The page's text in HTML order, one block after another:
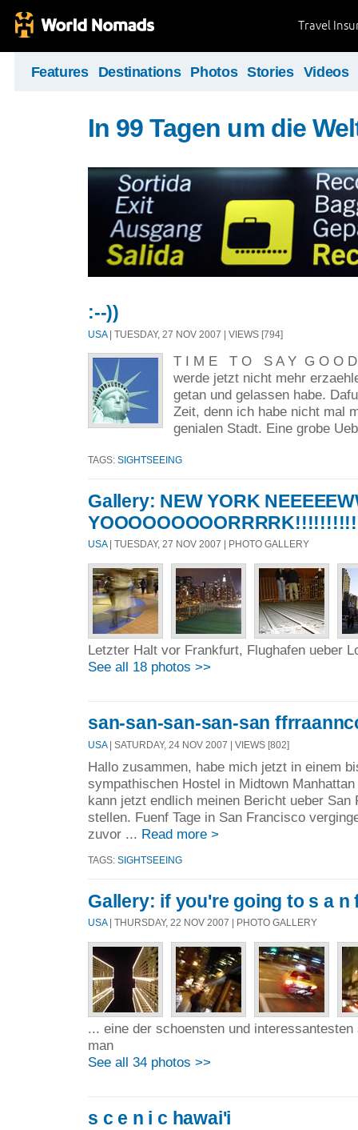
Travel
Features Destinations Photos Stories Videos
In 99 Tagen um die
:--))
USA| TUESDAY, 27 NOV 2007 | VIEWS [794]
T I M E T O S A Y G O O
werde jetzt nicht mehr
getan und gelassen habe.
Zeit, denn ich habe nicht mal
genialen Stadt. Eine grobe
TAGS: SIGHTSEEING
Gallery: NEW YORK
USA| TUESDAY, 27 NOV 2007 | PHOTO GALLERY
Letzter Halt vor Frankfurt, Flughafen ueber
See all 18 photos >>
san-san-san-san-san
USA| SATURDAY, 24 NOV 2007 | VIEWS [802]
Hallo zusammen, habe mich jetzt in einem
sympathischen Hostel in Midtown
kann jetzt endlich meinen Bericht ueber
stellen. Fuenf Tage in San Francisco
zuvor ... Read more >
TAGS: SIGHTSEEING
Gallery: if you're going to s a n
USA| THURSDAY, 22 NOV 2007 | PHOTO GALLERY
... eine der schoensten und
man
See all 34 photos >>
s c e n i c hawai'i